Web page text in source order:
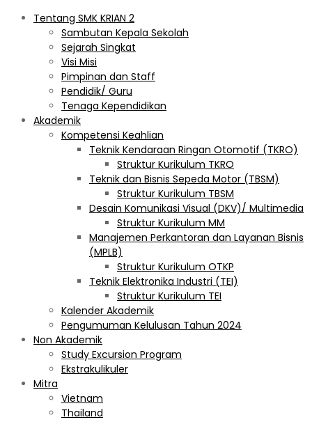
Tentang SMK KRIAN 2
Sambutan Kepala Sekolah
Sejarah Singkat
Visi Misi
Pimpinan dan Staff
Pendidik/ Guru
Tenaga Kependidikan
Akademik
Kompetensi Keahlian
Teknik Kendaraan Ringan Otomotif (TKRO)
Struktur Kurikulum TKRO
Teknik dan Bisnis Sepeda Motor (TBSM)
Struktur Kurikulum TBSM
Desain Komunikasi Visual (DKV)/ Multimedia
Struktur Kurikulum MM
Manajemen Perkantoran dan Layanan Bisnis
(MPLB)
Struktur Kurikulum OTKP
Teknik Elektronika Industri (TEI)
Struktur Kurikulum TEI
Kalender Akademik
Pengumuman Kelulusan Tahun 2024
Non Akademik
Study Excursion Program
Ekstrakulikuler
Mitra
Vietnam
Thailand